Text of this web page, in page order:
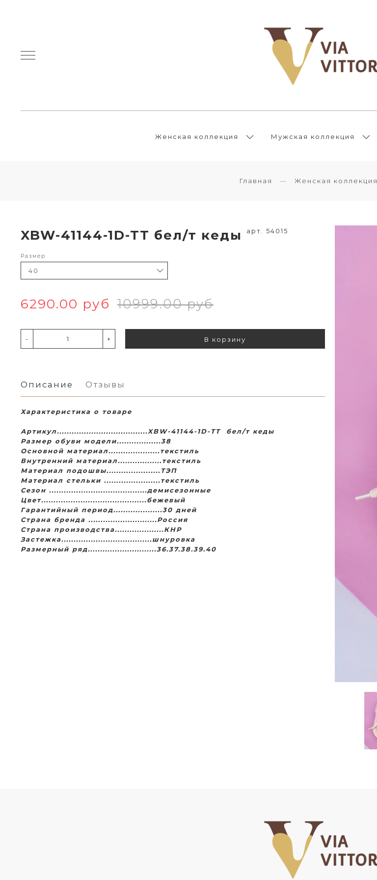
Женская коллекция Мужская коллекция
Главная Женская коллекция
XBW-41144-1D-TT бел/т кеды арт. 54015
Размер
6290.00 руб 10999.00 руб
- + В корзину
Описание Отзывы
Характеристика о товаре
Артикул.....................................XBW-41144-1D-TT бел/т кеды
Размер обуви модели..................38
Основной материал.....................текстиль
Внутренний материал..................текстиль
Материал подошвы......................ТЭП
Материал стельки .......................текстиль
Сезон ........................................демисезонные
Цвет...........................................бежевый
Гарантийный период....................30 дней
Страна бренда ............................Россия
Страна производства....................КНР
Застежка.....................................шнуровка
Размерный ряд............................36.37.38.39.40